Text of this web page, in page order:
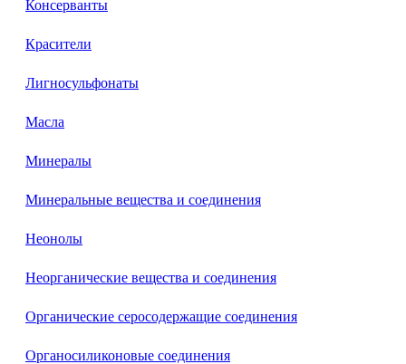
Консерванты
Красители
Лигносульфонаты
Масла
Минералы
Минеральные вещества и соединения
Неонолы
Неорганические вещества и соединения
Органические серосодержащие соединения
Органосиликоновые соединения